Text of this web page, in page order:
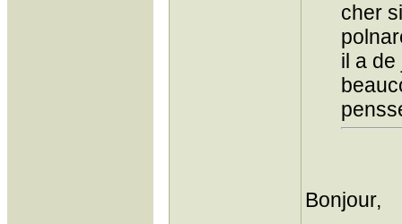
cher
il a
Bonjour,